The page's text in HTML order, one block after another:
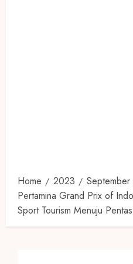
Home 2023 September
Pertamina Grand Prix of
Sport Tourism Menuju